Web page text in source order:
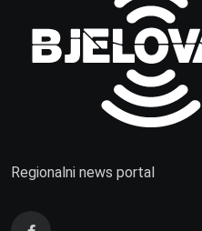
Regionalni news portal